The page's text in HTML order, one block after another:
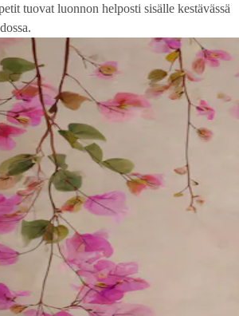
tuovat luonnon helposti sisälle kestävässä